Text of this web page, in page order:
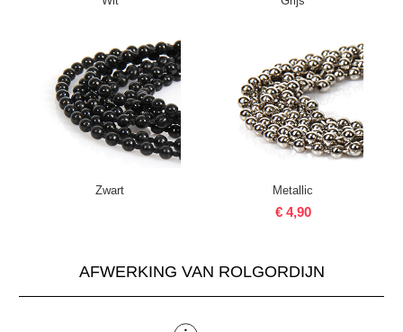
Zwart Metallic
€ 4,90
AFWERKING VAN ROLGORDIJN